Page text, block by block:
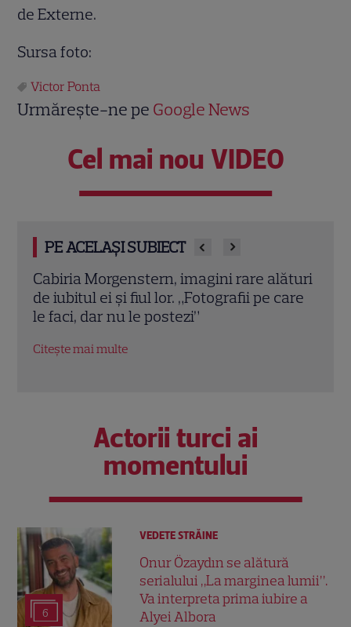
de Externe.
Sursa foto:
Victor Ponta
Urmărește-ne pe Google News
Cel mai nou VIDEO
PE ACELAȘI SUBIECT
Ana Bodea, declarații rare despre iubirea
cu Valentin Butnaru: „Mă ține pe linia de
plutire când lucrurile devin dificile”
Citește mai multe
Actorii turci ai
momentului
6
VEDETE STRĂINE
Onur Özaydın se alătură
serialului „La marginea lumii”.
Va interpreta prima iubire a
Alyei Albora